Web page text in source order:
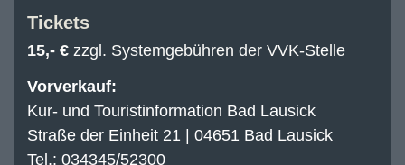
Tickets
15,- € zzgl. Systemgebühren der VVK-Stelle
Vorverkauf:
Kur- und Touristinformation Bad Lausick
Straße der Einheit 21 | 04651 Bad Lausick
Tel.: 034345/52300